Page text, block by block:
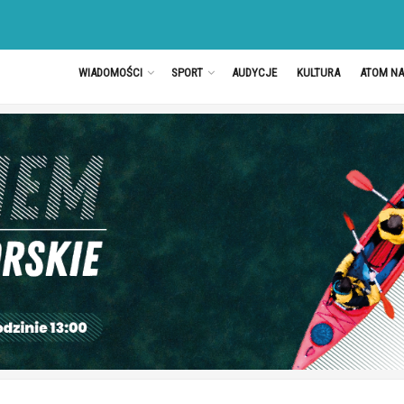
WIADOMOŚCI SPORT AUDYCJE KULTURA ATOM